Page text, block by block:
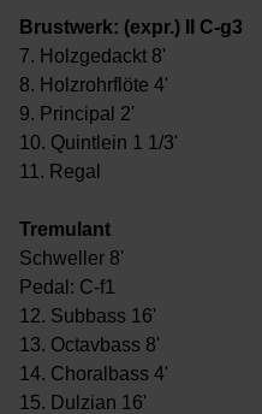
Brustwerk: (expr.) II C-g3
7. Holzgedackt 8'
8. Holzrohrflöte 4'
9. Principal 2'
10. Quintlein 1 1/3'
11. Regal
Tremulant
Schweller 8'
Pedal: C-f1
12. Subbass 16'
13. Octavbass 8'
14. Choralbass 4'
15. Dulzian 16'